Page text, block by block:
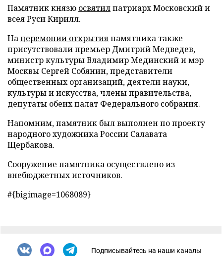
Памятник князю освятилпатриарх Московский и
всея Руси Кирилл.
Нацеремонии открытияпамятника также
присутствовали премьер Дмитрий Медведев,
министр культуры Владимир Мединский и мэр
Москвы Сергей Собянин, представители
общественных организаций, деятели науки,
культуры и искусства, члены правительства,
депутаты обеих палат Федерального собрания.
Напомним, памятник был выполнен по проекту
народного художника России Салавата
Щербакова.
Сооружение памятника осуществлено из
внебюджетных источников.
#{bigimage=1068089}
Подписывайтесь на наши каналы